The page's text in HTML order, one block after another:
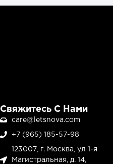
Свяжитесь С Нами
care@letsnova.com
+7 (965) 185-57-98
123007, г. Москва, ул 1-я
Магистральная, д. 14,